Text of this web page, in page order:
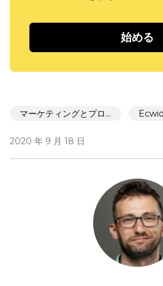
始める
マーケティングとプロモーション
2020 年 9 月 18 日